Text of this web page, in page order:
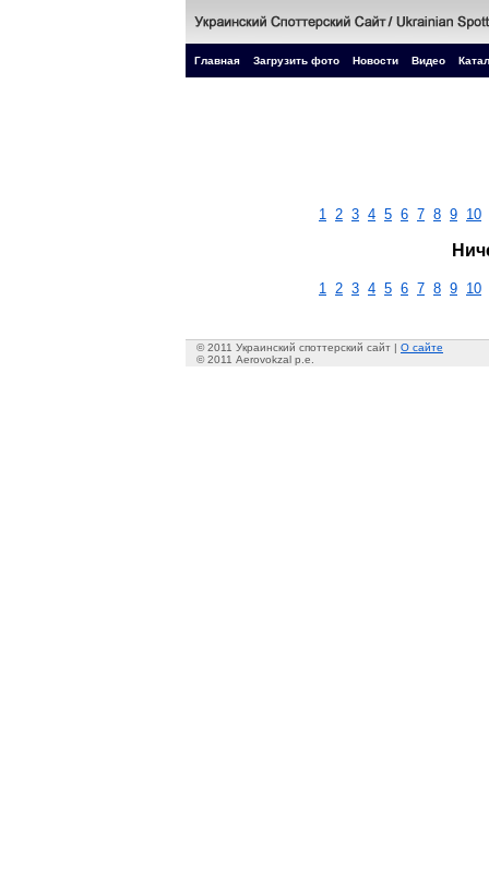
Главная Загрузить фото Новости Видео
1 2 3 4 5 6 7 8 9 10
1 2 3 4 5 6 7 8 9 10
© 2011 Украинский споттерский сайт | О сайте
© 2011 Aerovokzal p.e.